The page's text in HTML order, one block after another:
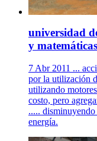
universidad
y
7 Abr 2011 ...
por la utilización
utilizando
costo, pero
.....
energía.